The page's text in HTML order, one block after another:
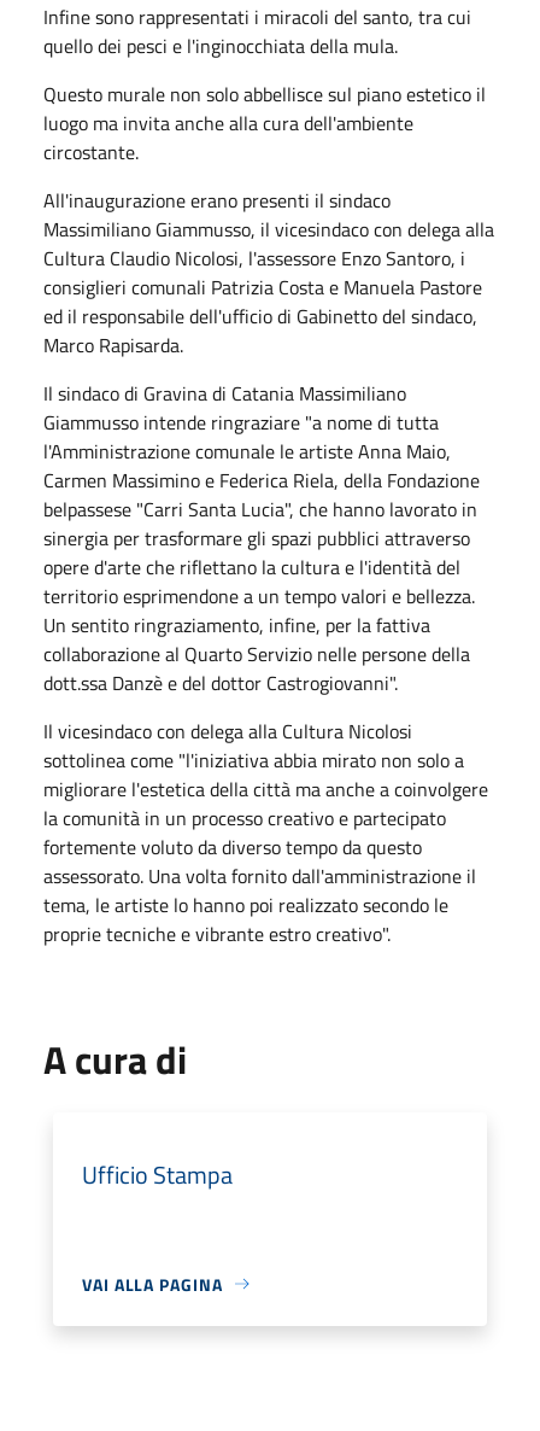
Infine sono rappresentati i miracoli del santo, tra cui
quello dei pesci e l'inginocchiata della mula.
Questo murale non solo abbellisce sul piano estetico il
luogo ma invita anche alla cura dell'ambiente
circostante.
All'inaugurazione erano presenti il sindaco
Massimiliano Giammusso, il vicesindaco con delega alla
Cultura Claudio Nicolosi, l'assessore Enzo Santoro, i
consiglieri comunali Patrizia Costa e Manuela Pastore
ed il responsabile dell'ufficio di Gabinetto del sindaco,
Marco Rapisarda.
Il sindaco di Gravina di Catania Massimiliano
Giammusso intende ringraziare "a nome di tutta
l'Amministrazione comunale le artiste Anna Maio,
Carmen Massimino e Federica Riela, della Fondazione
belpassese "Carri Santa Lucia", che hanno lavorato in
sinergia per trasformare gli spazi pubblici attraverso
opere d'arte che riflettano la cultura e l'identità del
territorio esprimendone a un tempo valori e bellezza.
Un sentito ringraziamento, infine, per la fattiva
collaborazione al Quarto Servizio nelle persone della
dott.ssa Danzè e del dottor Castrogiovanni".
Il vicesindaco con delega alla Cultura Nicolosi
sottolinea come "l'iniziativa abbia mirato non solo a
migliorare l'estetica della città ma anche a coinvolgere
la comunità in un processo creativo e partecipato
fortemente voluto da diverso tempo da questo
assessorato. Una volta fornito dall'amministrazione il
tema, le artiste lo hanno poi realizzato secondo le
proprie tecniche e vibrante estro creativo".
A cura di
Ufficio Stampa
VAI ALLA PAGINA